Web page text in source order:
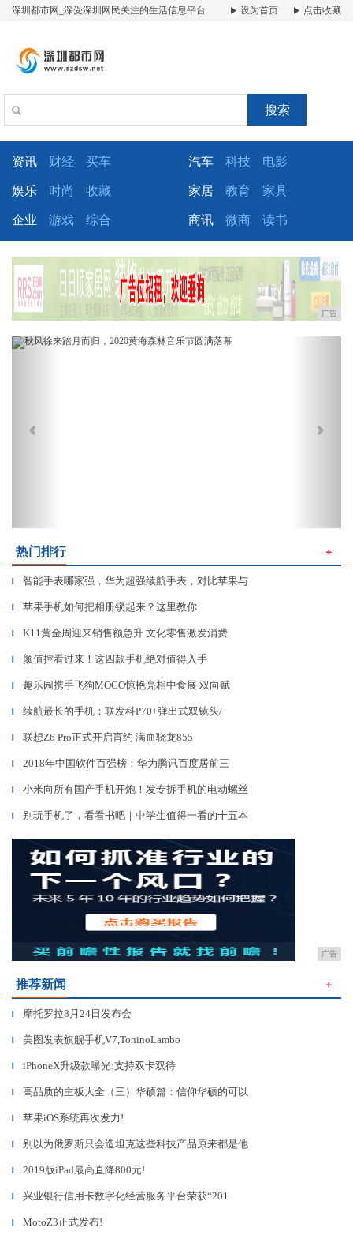
深圳都市网_深受深圳网民关注的生活信息平台 设为首页 点击收藏
搜索
资讯 财经 买车 汽车 科技 电影
娱乐 时尚 收藏 家居 教育 家具
企业 游戏 综合 商讯 微商 读书
广告
Previous
热门排行 ＋
▎ 智能手表哪家强，华为超强续航手表，对比苹果与
▎ 苹果手机如何把相册锁起来？这里教你
▎ K11黄金周迎来销售额急升 文化零售激发消费
▎ 颜值控看过来！这四款手机绝对值得入手
▎ 趣乐园携手飞狗MOCO惊艳亮相中食展 双向赋
▎ 续航最长的手机：联发科P70+弹出式双镜头/
▎ 联想Z6 Pro正式开启盲约 满血骁龙855
▎ 2018年中国软件百强榜：华为腾讯百度居前三
▎ 小米向所有国产手机开炮！发专拆手机的电动螺丝
▎ 别玩手机了，看看书吧｜中学生值得一看的十五本
广告
推荐新闻 ＋
▎ 摩托罗拉8月24日发布会
▎ 美图发表旗舰手机V7,ToninoLambo
▎ iPhoneX升级款曝光:支持双卡双待
▎ 高品质的主板大全（三）华硕篇：信仰华硕的可以
▎ 苹果iOS系统再次发力!
▎ 别以为俄罗斯只会造坦克这些科技产品原来都是他
▎ 2019版iPad最高直降800元!
▎ 兴业银行信用卡数字化经营服务平台荣获“201
▎ MotoZ3正式发布!